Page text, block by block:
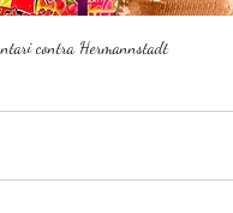
contra Hermannstadt